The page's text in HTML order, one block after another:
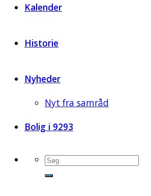
Kalender
Historie
Nyheder
Nyt fra samråd
Bolig i 9293